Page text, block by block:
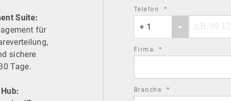
Suite:
für
sichere
Tage.
Telefon *
country
code
+ 1
number
Firma *
Branche *